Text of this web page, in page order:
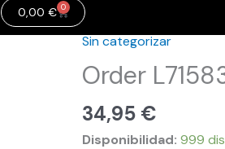
0,00 € 0
Carrito
Sin categorizar
Order
34,95 €
Disponibilidad: 999
Order
L715831
cantidad